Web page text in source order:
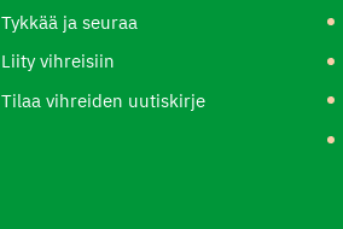
Tykkää ja seuraa
Liity vihreisiin
Tilaa vihreiden uutiskirje